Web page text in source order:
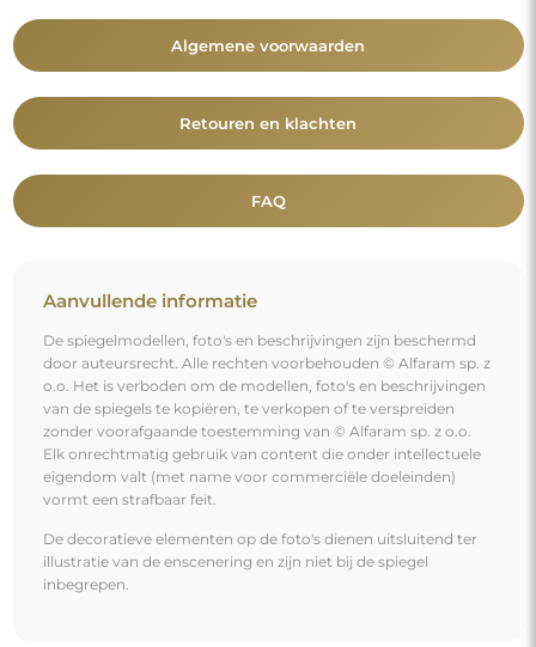
Algemene voorwaarden
Retouren en klachten
FAQ
Aanvullende informatie
De spiegelmodellen, foto's en beschrijvingen zijn beschermd
door auteursrecht. Alle rechten voorbehouden © Alfaram sp. z
o.o. Het is verboden om de modellen, foto's en beschrijvingen
van de spiegels te kopiëren, te verkopen of te verspreiden
zonder voorafgaande toestemming van © Alfaram sp. z o.o.
Elk onrechtmatig gebruik van content die onder intellectuele
eigendom valt (met name voor commerciële doeleinden)
vormt een strafbaar feit.
De decoratieve elementen op de foto's dienen uitsluitend ter
illustratie van de enscenering en zijn niet bij de spiegel
inbegrepen.